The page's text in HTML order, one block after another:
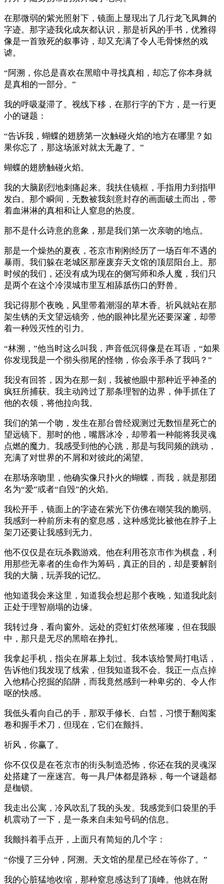
在那微弱的紫光照射下，镜面上显现出了几行龙飞凤舞的
字迹。那字迹我化成灰都认识，那是祈风的手书，优雅得
像是一首致死的叙事诗，却又充满了令人毛骨悚然的戏
谑。
“阿溯，你总是喜欢在黑暗中寻找真相，却忘了你本身就
是真相的一部分。”
我的呼吸凝滞了。视线下移，在那行字的下方，是一行更
小的谜题：
“告诉我，蝴蝶的翅膀第一次触碰火焰的地方在哪里？如
果你忘了，那这场派对就太无趣了。”
蝴蝶的翅膀触碰火焰。
我的大脑剧烈地刺痛起来。我扶住镜框，手指用力到指甲
发白。那个瞬间，无数被我刻意封存的画面破土而出，带
着血淋淋的真相和让人窒息的热度。
那不是什么诗意的意象，那是我们第一次亲吻的地点。
那是一个燥热的夏夜，苍京市刚刚经历了一场百年不遇的
暴雨。我们躲在老城区那座废弃天文馆的顶层阳台上。那
时候的我们，还没有成为现在的侧写师和杀人魔，我们只
是两个在这个冷漠城市里互相舔舐伤口的野兽。
我记得那个夜晚，风里带着潮湿的草木香。祈风就站在那
架生锈的天文望远镜旁，他的眼神比星光还要深邃，却带
着一种毁灭性的引力。
“林溯，”他当时这么叫我，声音低沉得像是在耳语，“如果
你发现我是一个彻头彻尾的怪物，你会亲手杀了我吗？”
我没有回答，因为在那一刻，我被他眼中那种近乎神圣的
疯狂所捕获。我主动跨过了那条理智的边界，伸手抓住了
他的衣领，将他拉向我。
我们的第一个吻，发生在那台曾经观测过无数恒星死亡的
望远镜下。那时的他，嘴唇冰冷，却带着一种能将我灵魂
点燃的魔力。我感受到他的心跳，那是与我同频的跳动，
充满了对世界的不屑和对彼此的渴望。
在那场亲吻里，他确实像只扑火的蝴蝶，而我，就是那团
名为“爱”或者“自毁”的火焰。
我松开手，镜面上的字迹在紫光下仿佛在嘲笑我的脆弱。
我感到一种前所未有的窒息感，这种感觉比被他在脖子上
架刀还要让我感到无力。
他不仅仅是在玩杀戮游戏。他在利用苍京市作为棋盘，利
用那些无辜者的生命作为筹码，真正的目的，却是要解剖
我的大脑，玩弄我的记忆。
他知道我会来这里，知道我会想起那个夜晚，知道我此刻
正处于理智崩塌的边缘。
我转过身，看向窗外。远处的霓虹灯依然璀璨，但在我眼
中，那只是无尽的黑暗在挣扎。
我拿起手机，指尖在屏幕上划过。我本该给警局打电话，
告诉他们我发现了线索，但我知道我不会。我正一点点掉
入他精心挖掘的陷阱，而我竟然感到一种卑劣的、令人作
呕的快感。
我低头看向自己的手，那双手修长、白皙，习惯于翻阅案
卷和握手术刀，但现在，它们在颤抖。
祈风，你赢了。
你不仅仅是在苍京市的街头制造恐怖，你还在我的灵魂深
处搭建了一座迷宫。每一具尸体都是路标，每一个谜题都
是枷锁。
我走出公寓，冷风吹乱了我的头发。我感觉到口袋里的手
机震动了一下，是一条来自未知号码的信息。
我颤抖着手点开，上面只有简短的几个字：
“你慢了三分钟，阿溯。天文馆的星星已经在等你了。”
我的心脏猛地收缩，那种窒息感达到了顶峰。他就在附